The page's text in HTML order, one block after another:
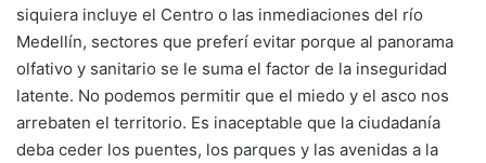
siquiera incluye el Centro o las inmediaciones del río
Medellín, sectores que preferí evitar porque al panorama
olfativo y sanitario se le suma el factor de la inseguridad
latente. No podemos permitir que el miedo y el asco nos
arrebaten el territorio. Es inaceptable que la ciudadanía
deba ceder los puentes, los parques y las avenidas a la